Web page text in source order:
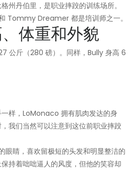
州丹伯里，是职业摔跤的训练场所。
Tommy Dreamer 都是培训师之一。
体重和外貌
公斤（280 磅）。同样，Bully 身高 6
样，LoMonaco 拥有肌肉发达的身
我们当然可以注意到这位前职业摔跤
眼睛，喜欢留极短的头发和明显整洁的
持着咄咄逼人的风度，但他的笑容却